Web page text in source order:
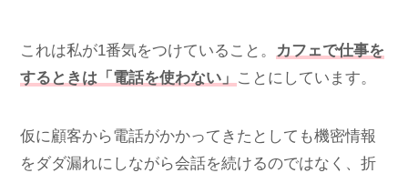
これは私が1番気をつけていること。 カフェで仕事を
するときは「電話を使わない」 ことにしています。
仮に顧客から電話がかかってきたとしても機密情報
をダダ漏れにしながら会話を続けるのではなく、折